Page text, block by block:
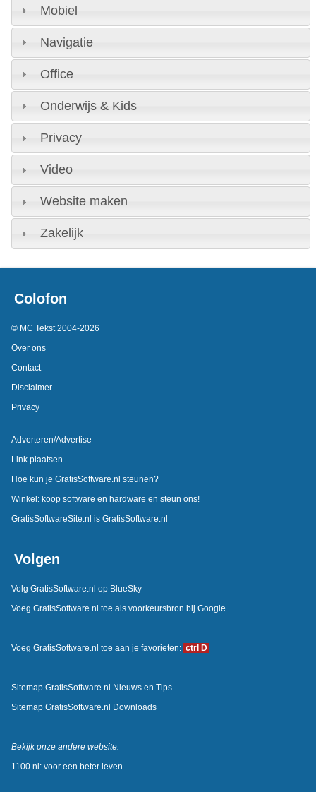
Mobiel
Navigatie
Office
Onderwijs & Kids
Privacy
Video
Website maken
Zakelijk
Colofon
© MC Tekst 2004-2026
Over ons
Contact
Disclaimer
Privacy
Adverteren/Advertise
Link plaatsen
Hoe kun je GratisSoftware.nl steunen?
Winkel: koop software en hardware en steun ons!
GratisSoftwareSite.nl is GratisSoftware.nl
Volgen
Volg GratisSoftware.nl op BlueSky
Voeg GratisSoftware.nl toe als voorkeursbron bij Google
Voeg GratisSoftware.nl toe aan je favorieten: ctrl D
Sitemap GratisSoftware.nl Nieuws en Tips
Sitemap GratisSoftware.nl Downloads
Bekijk onze andere website:
1100.nl: voor een beter leven